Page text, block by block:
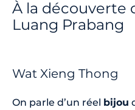
À la découverte
Luang Prabang
Wat Xieng Thong
On parle d’un réel bijou